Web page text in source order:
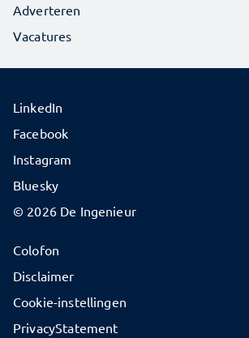
Adverteren
Vacatures
© 2026 De Ingenieur
Colofon
Disclaimer
Cookie-instellingen
PrivacyStatement
LinkedIn
Facebook
Instagram
Bluesky